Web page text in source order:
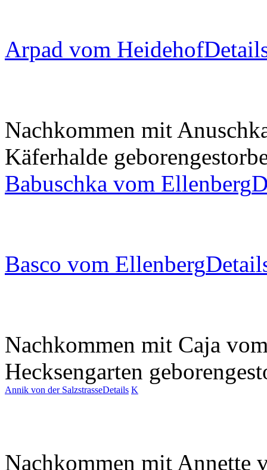
Arpad vom Heidehof
Nachkommen mit
Käferhalde geboren
Babuschka vom Ellenberg
Basco vom Ellenberg
Nachkommen mit Caja
Hecksengarten geboren
Annik von der SalzstrasseDetails K
Nachkommen mit Annette